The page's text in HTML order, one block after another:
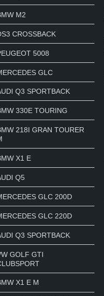
M2
CROSSBACK
5008
GLC
Q3 SPORTBACK
330E TOURING
218I GRAN TOURER
X1 E
Q5
GLC 200D
GLC 220D
Q3 SPORTBACK
GOLF GTI
X1 E M